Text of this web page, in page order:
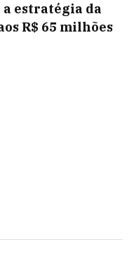
estratégia da
R$ 65 milhões